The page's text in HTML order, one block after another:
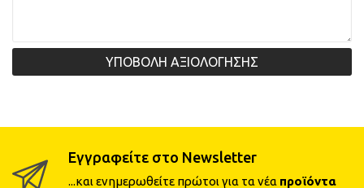
ΥΠΟΒΟΛΗ ΑΞΙΟΛΟΓΗΣΗΣ
Εγγραφείτε στο Newsletter
...και ενημερωθείτε πρώτοι για τα νέα προϊόντα